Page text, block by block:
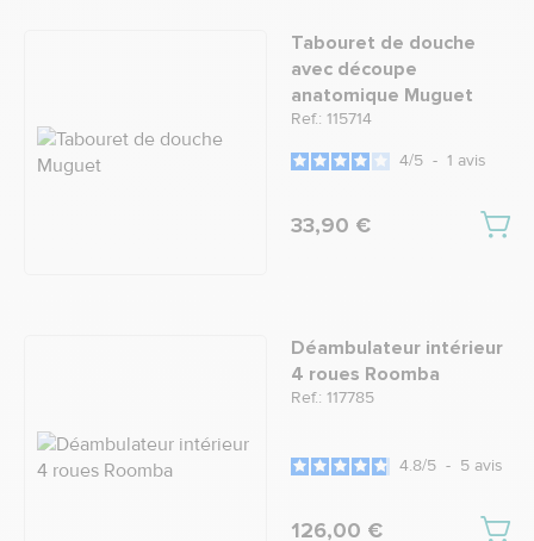
Tabouret de douche
avec découpe
anatomique Muguet
Ref.: 115714
4/5 - 1 avis
33,90 €
Déambulateur intérieur
4 roues Roomba
Ref.: 117785
4.8/5 - 5 avis
126,00 €